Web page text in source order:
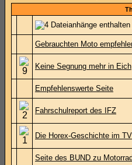
Gebrauchten Moto
Keine Segnung mehr in Eich
Empfehlenswerte Seite
Fahrschulreport des IFZ
Die Horex-Geschichte im TV
Seite des BUND zu